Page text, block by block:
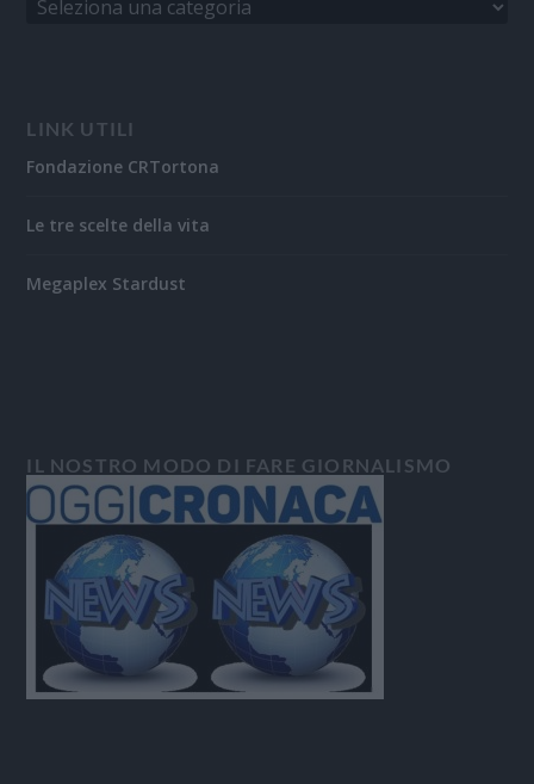
LINK UTILI
Fondazione CRTortona
Le tre scelte della vita
Megaplex Stardust
IL NOSTRO MODO DI FARE GIORNALISMO